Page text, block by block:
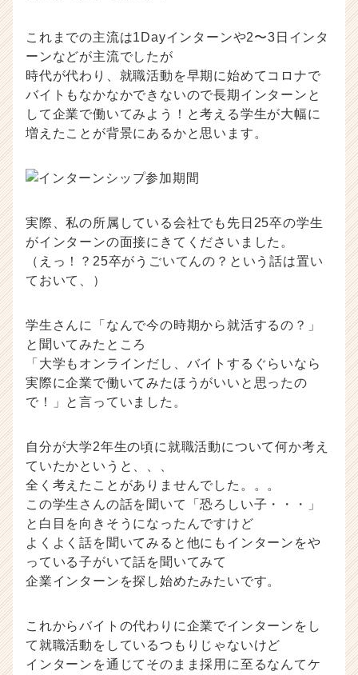
これまでの主流は1Dayインターンや2〜3日インタ
ーンなどが主流でしたが
時代が代わり、就職活動を早期に始めてコロナで
バイトもなかなかできないので長期インターンと
して企業で働いてみよう！と考える学生が大幅に
増えたことが背景にあるかと思います。
実際、私の所属している会社でも先日25卒の学生
がインターンの面接にきてくださいました。
（えっ！？25卒がうごいてんの？という話は置い
ておいて、）
学生さんに「なんで今の時期から就活するの？」
と聞いてみたところ
「大学もオンラインだし、バイトするぐらいなら
実際に企業で働いてみたほうがいいと思ったの
で！」と言っていました。
自分が大学2年生の頃に就職活動について何か考え
ていたかというと、、、
全く考えたことがありませんでした。。。
この学生さんの話を聞いて「恐ろしい子・・・」
と白目を向きそうになったんですけど
よくよく話を聞いてみると他にもインターンをや
っている子がいて話を聞いてみて
企業インターンを探し始めたみたいです。
これからバイトの代わりに企業でインターンをし
て就職活動をしているつもりじゃないけど
インターンを通じてそのまま採用に至るなんてケ